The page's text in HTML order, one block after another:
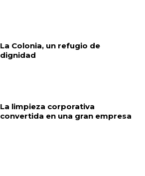
La Colonia, un refugio de
dignidad
La limpieza corporativa
convertida en una gran empresa